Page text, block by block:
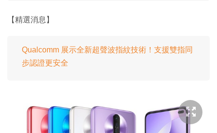
【精選消息】
Qualcomm 展示全新超聲波指紋技術！支援雙指同
步認證更安全